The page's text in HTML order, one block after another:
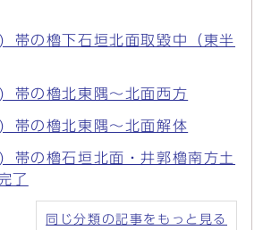
の櫓下石垣北面取毀中（東半
の櫓北東隅～北面西方
の櫓北東隅～北面解体
の櫓石垣北面・井郭櫓南方土
了
同じ分類の記事をもっと見る